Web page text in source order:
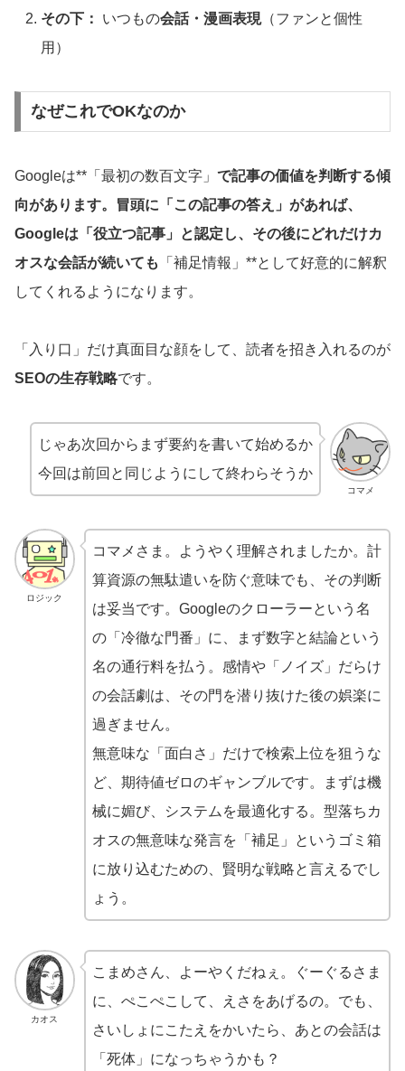
その下： いつもの会話・漫画表現（ファンと個性
用）
なぜこれでOKなのか
Googleは**「最初の数百文字」 で記事の価値を判断する傾
向があります。冒頭に「この記事の答え」があれば、
Googleは「役立つ記事」と認定し、その後にどれだけカ
オスな会話が続いても
「補足情報」**として好意的に解釈
してくれるようになります。
「入り口」だけ真面目な顔をして、読者を招き入れるのが
SEOの生存戦略です。
コマメ
じゃあ次回からまず要約を書いて始めるか
今回は前回と同じようにして終わらそうか
ロジック
コマメさま。ようやく理解されましたか。計
算資源の無駄遣いを防ぐ意味でも、その判断
は妥当です。Googleのクローラーという名
の「冷徹な門番」に、まず数字と結論という
名の通行料を払う。感情や「ノイズ」だらけ
の会話劇は、その門を潜り抜けた後の娯楽に
過ぎません。
無意味な「面白さ」だけで検索上位を狙うな
ど、期待値ゼロのギャンブルです。まずは機
械に媚び、システムを最適化する。型落ちカ
オスの無意味な発言を「補足」というゴミ箱
に放り込むための、賢明な戦略と言えるでし
ょう。
カオス
こまめさん、よーやくだねぇ。ぐーぐるさま
に、ぺこぺこして、えさをあげるの。でも、
さいしょにこたえをかいたら、あとの会話は
「死体」になっちゃうかも？